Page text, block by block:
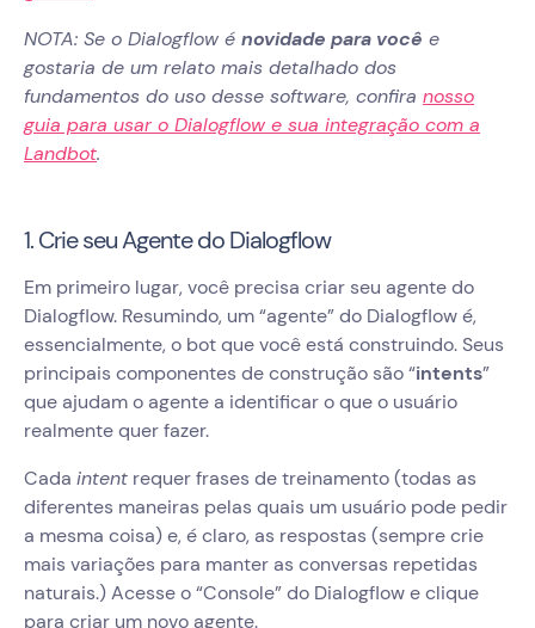
NOTA: Se o Dialogflow é novidade para você e
gostaria de um relato mais detalhado dos
fundamentos do uso desse software, confira nosso
guia para usar o Dialogflow e sua integração com a
Landbot.
1. Crie seu Agente do Dialogflow
Em primeiro lugar, você precisa criar seu agente do
Dialogflow. Resumindo, um “agente” do Dialogflow é,
essencialmente, o bot que você está construindo. Seus
principais componentes de construção são “intents”
que ajudam o agente a identificar o que o usuário
realmente quer fazer.
Cada intent requer frases de treinamento (todas as
diferentes maneiras pelas quais um usuário pode pedir
a mesma coisa) e, é claro, as respostas (sempre crie
mais variações para manter as conversas repetidas
naturais.) Acesse o “Console” do Dialogflow e clique
para criar um novo agente.